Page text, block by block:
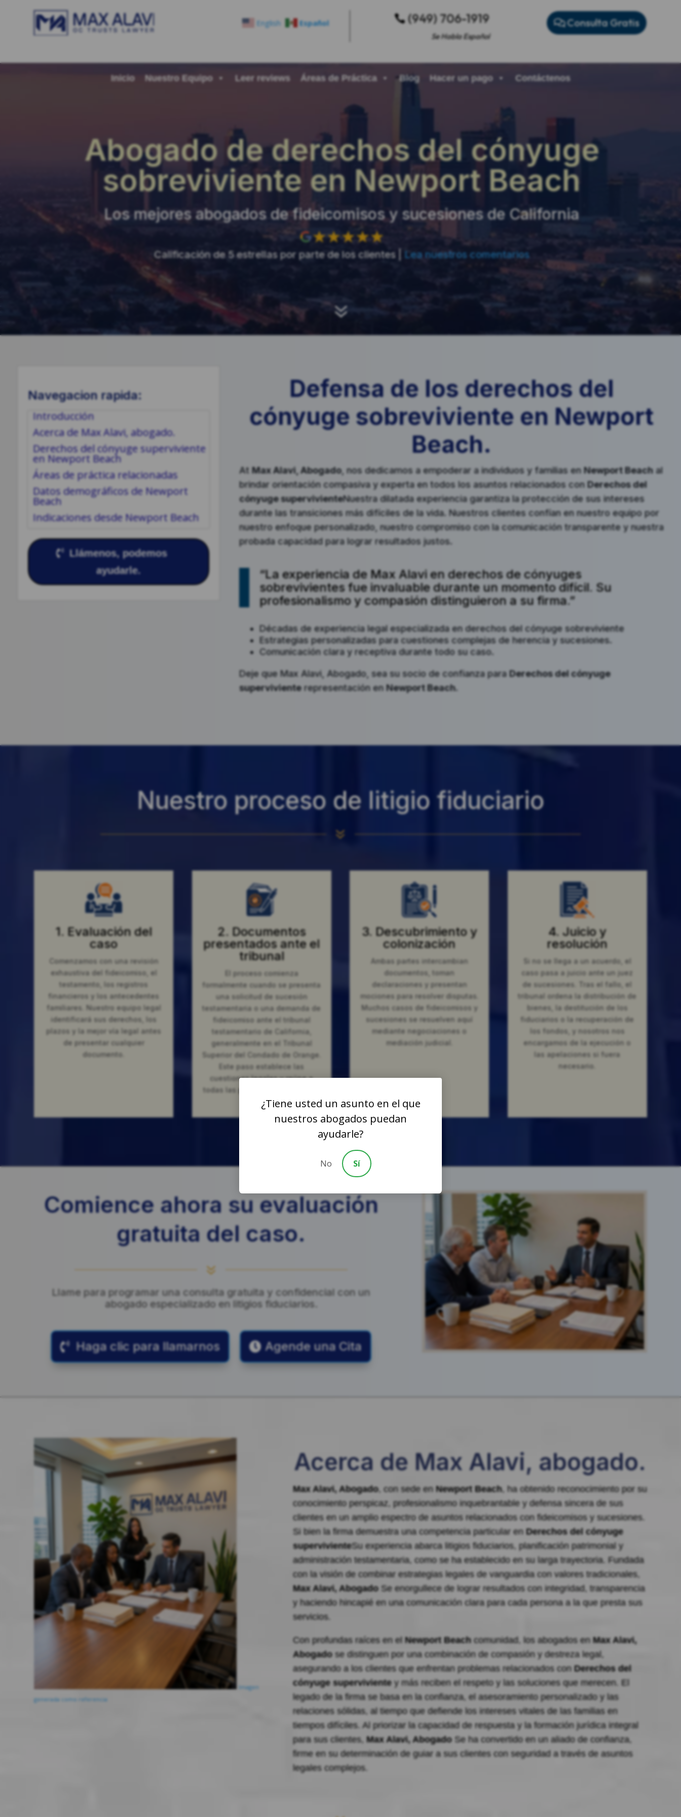
English Español  (949) 706-1919
Se Habla Español
Consulta Gratis
Inicio Nuestro Equipo Leer reviews Áreas de Práctica Blog Hacer un pago Contáctenos
Abogado de derechos del cónyuge
sobreviviente en Newport Beach
Los mejores abogados de fideicomisos y sucesiones de California
Calificación de 5 estrellas por parte de los clientes | Lea nuestros comentarios
7
Navegacion rapida:
Introducción
Acerca de Max Alavi, abogado.
Derechos del cónyuge superviviente
en Newport Beach
Áreas de práctica relacionadas
Datos demográficos de Newport
Beach
Indicaciones desde Newport Beach
Llámenos, podemos
ayudarle.
Defensa de los derechos del
cónyuge sobreviviente en Newport
Beach.
At Max Alavi, Abogado, nos dedicamos a empoderar a individuos y familias enNewport Beachal
brindar orientación compasiva y experta en todos los asuntos relacionados con Derechos del
cónyuge supervivienteNuestra dilatada experiencia garantiza la protección de sus intereses
durante las transiciones más difíciles de la vida. Nuestros clientes confían en nuestro equipo por
nuestro enfoque personalizado, nuestro compromiso con la comunicación transparente y nuestra
probada capacidad para lograr resultados justos.
“La experiencia de Max Alavi en derechos de cónyuges
sobrevivientes fue invaluable durante un momento difícil. Su
profesionalismo y compasión distinguieron a su firma.”
Décadas de experiencia legal especializada en derechos del cónyuge sobreviviente
Estrategias personalizadas para cuestiones complejas de herencia y sucesiones.
Comunicación clara y receptiva durante todo su caso.
Deje que Max Alavi, Abogado, sea su socio de confianza para Derechos del cónyuge
supervivienterepresentación en Newport Beach.
Nuestro proceso de litigio fiduciario
7
1. Evaluación del
caso
Comenzamos con una revisión
exhaustiva del fideicomiso, el
testamento, los registros
financieros y los antecedentes
familiares. Nuestro equipo legal
identificará sus derechos, los
plazos y la mejor vía legal antes
de presentar cualquier
documento.
2. Documentos
presentados ante el
tribunal
El proceso comienza
formalmente cuando se presenta
una solicitud de sucesión
testamentaria o una demanda de
fideicomiso ante el tribunal
testamentario de California,
generalmente en el Tribunal
Superior del Condado de Orange.
Este paso establece las
cuestiones legales y reúne a
todas las partes involucradas en
el caso.
3. Descubrimiento y
colonización
Ambas partes intercambian
documentos, toman
declaraciones y presentan
mociones para resolver disputas.
Muchos casos de fideicomisos y
sucesiones se resuelven aquí
mediante negociaciones o
mediación judicial.
4. Juicio y
resolución
Si no se llega a un acuerdo, el
caso pasa a juicio ante un juez
de sucesiones. Tras el fallo, el
tribunal ordena la distribución de
bienes, la destitución de los
fiduciarios o la recuperación de
los fondos, y nosotros nos
encargamos de la ejecución o
las apelaciones si fuera
necesario.
Comience ahora su evaluación
gratuita del caso.
7
Llame para programar una consulta gratuita y confidencial con un
abogado especializado en litigios fiduciarios.
Haga clic para llamarnos Agende una Cita
Imagen
generada como referencia
Acerca de Max Alavi, abogado.
Max Alavi, Abogado, con sede en Newport Beach, ha obtenido reconocimiento por su
conocimiento perspicaz, profesionalismo inquebrantable y defensa sincera de sus
clientes en un amplio espectro de asuntos relacionados con fideicomisos y sucesiones.
Si bien la firma demuestra una competencia particular en Derechos del cónyuge
supervivienteSu experiencia abarca litigios fiduciarios, planificación patrimonial y
administración testamentaria, como se ha establecido en su larga trayectoria. Fundada
con la visión de combinar estrategias legales de vanguardia con valores tradicionales,
Max Alavi, AbogadoSe enorgullece de lograr resultados con integridad, transparencia
y haciendo hincapié en una comunicación clara para cada persona a la que presta sus
servicios.
Con profundas raíces en el Newport Beachcomunidad, los abogados en Max Alavi,
Abogadose distinguen por una combinación de compasión y destreza legal,
asegurando a los clientes que enfrentan problemas relacionados con Derechos del
cónyuge supervivientey más reciben el respeto y las soluciones que merecen. El
legado de la firma se basa en la confianza, el asesoramiento personalizado y las
relaciones sólidas, al tiempo que defiende los intereses vitales de las familias en
tiempos difíciles. Al priorizar la capacidad de respuesta y la formación jurídica integral
para sus clientes, Max Alavi, AbogadoSe ha convertido en un aliado de confianza,
firme en su determinación de guiar a sus clientes con seguridad a través de asuntos
legales complejos.
¿Tiene usted un asunto en el que
nuestros abogados puedan
ayudarle?
No Sí